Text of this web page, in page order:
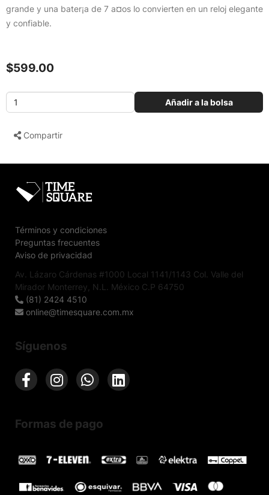
grande y una bater¡a de 7 a¤os lo convierten en un reloj elegante
y confiable.
$599.00
Añadir a la bolsa
Compartir
Términos y condiciones
Preguntas frecuentes
Aviso de privacidad
Av. Lázaro Cárdenas #1000 Local 1141/1143 Col. Valle del
Mirador Monterrey, N.L. México C.P 64750
(81) 2424 4510
online@timesquare.com.mx
Síguenos
Formas de pago